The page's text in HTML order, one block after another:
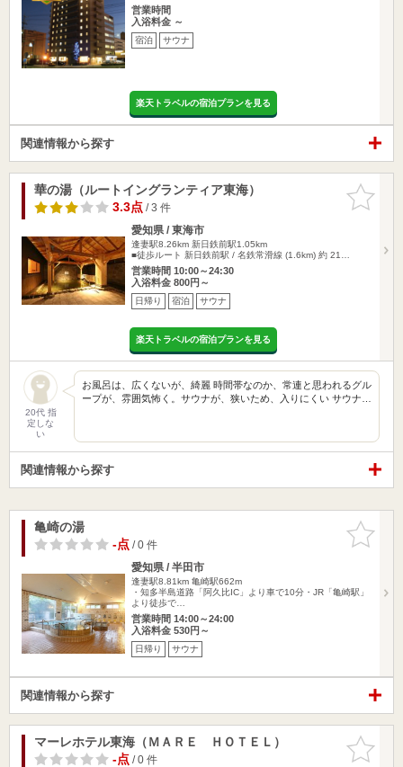
営業時間
入浴料金 ～
宿泊 サウナ
楽天トラベルの宿泊プランを見る
関連情報から探す
お気に入
りに追加
華の湯（ルートイングランティア東海）
3.3点/ 3 件
愛知県 / 東海市
逢妻駅8.26km 新日鉄前駅1.05km
■徒歩ルート 新日鉄前駅 / 名鉄常滑線 (1.6km) 約 21…
営業時間 10:00～24:30
入浴料金 800円～
日帰り 宿泊 サウナ
楽天トラベルの宿泊プランを見る
20代 指
定しな
い
お風呂は、広くないが、綺麗 時間帯なのか、常連と思われるグル
ープが、雰囲気怖く。サウナが、狭いため、入りにくい サウナ…
関連情報から探す
お気に入
りに追加
亀崎の湯
-点/ 0 件
愛知県 / 半田市
逢妻駅8.81km 亀崎駅662m
・知多半島道路「阿久比IC」より車で10分・JR「亀崎駅」
より徒歩で…
営業時間 14:00～24:00
入浴料金 530円～
日帰り サウナ
関連情報から探す
お気に入
りに追加
マーレホテル東海（ＭＡＲＥ ＨＯＴＥＬ）
-点/ 0 件